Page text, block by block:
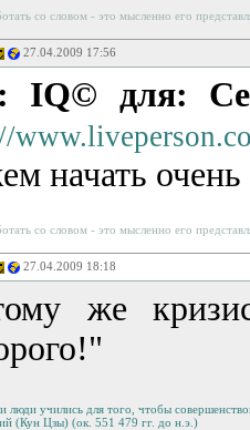
со словом - это мысленно его
27.04.2009 17:56
IQ© для:
начать очень
со словом - это мысленно его
27.04.2009 18:18
же
люди учились для того, чтобы
(Кун Цзы) (ок. 551 479 гг. до н.э.)